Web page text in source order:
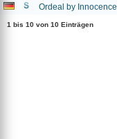
Ordeal by Innocence
1 bis 10 von 10 Einträgen